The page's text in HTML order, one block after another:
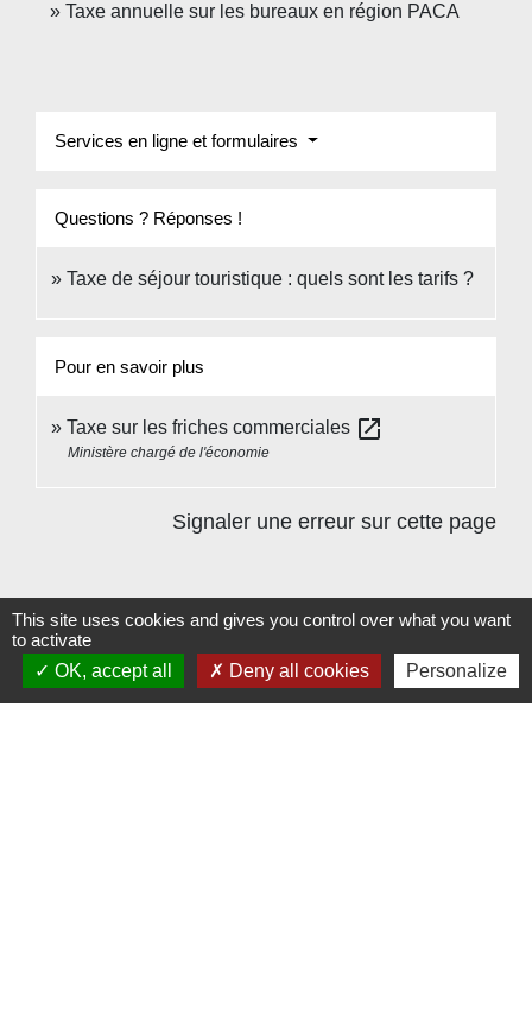
Taxe annuelle sur les bureaux en région PACA
Services en ligne et formulaires
Questions ? Réponses !
Taxe de séjour touristique : quels sont les tarifs ?
Pour en savoir plus
Taxe sur les friches commerciales open_in_new
Ministère chargé de l'économie
Signaler une erreur sur cette page
Contacts
This site uses cookies and gives you control over what you want
to activate
OK, accept all
Deny all cookies Personalize